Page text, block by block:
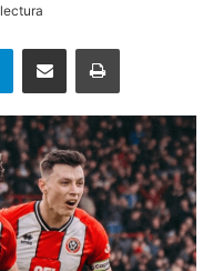
TelegramEnviar vía email Imprimir